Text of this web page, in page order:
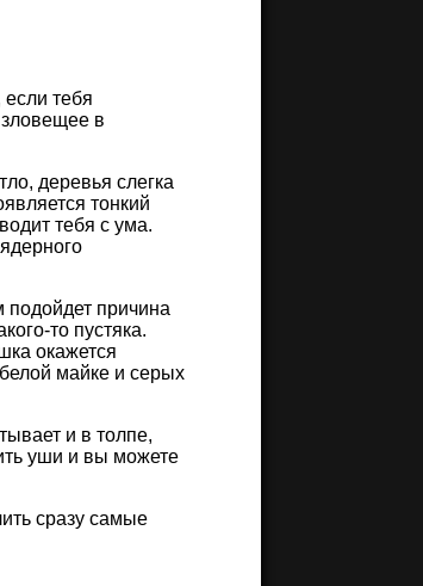
если тебя
в
деревья слегка
тонкий
тебя с ума.
подойдет причина
то пустяка.
окажется
майке и серых
и в толпе,
уши и вы можете
сразу самые